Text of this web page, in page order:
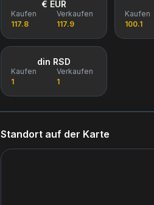
€ EUR
Kaufen
117.8
Verkaufen
117.9
Kaufen
100.1
din RSD
Kaufen
1
Verkaufen
1
Standort auf der Karte